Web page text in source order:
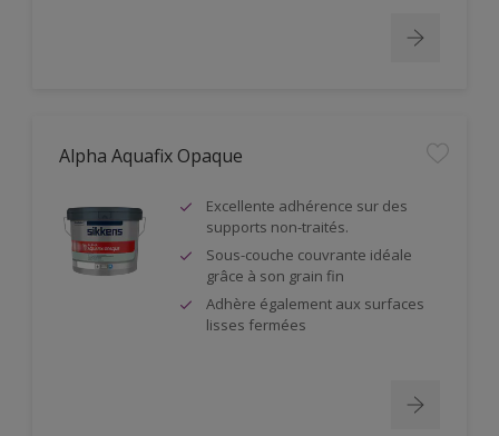
Alpha Aquafix Opaque
Excellente adhérence sur des
supports non-traités.
Sous-couche couvrante idéale
grâce à son grain fin
Adhère également aux surfaces
lisses fermées